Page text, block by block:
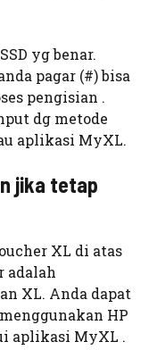
yg benar.
pagar (#) bisa
pengisian .
dg metode
aplikasi MyXL.
jika tetap
XL di atas
adalah
XL. Anda dapat
HP
aplikasi MyXL .